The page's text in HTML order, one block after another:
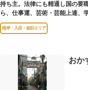
持ち主。法律にも精通し国の要
ら、仕事運、芸術・芸能上達、
境内には、国の重要有形民俗文
や、日本三大に数えられる「
印は、うっとりするほど美しい
江戸後期には、学問の神様であ
る末社を含めて15柱もの神様が
根岸・入谷・金杉エリア
おか